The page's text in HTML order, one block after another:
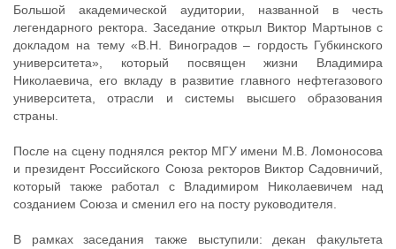
Большой академической аудитории, названной в честь
легендарного ректора. Заседание открыл Виктор Мартынов с
докладом на тему «В.Н. Виноградов – гордость Губкинского
университета», который посвящен жизни Владимира
Николаевича, его вкладу в развитие главного нефтегазового
университета, отрасли и системы высшего образования
страны.
После на сцену поднялся ректор МГУ имени М.В. Ломоносова
и президент Российского Союза ректоров Виктор Садовничий,
который также работал с Владимиром Николаевичем над
созданием Союза и сменил его на посту руководителя.
В рамках заседания также выступили: декан факультета